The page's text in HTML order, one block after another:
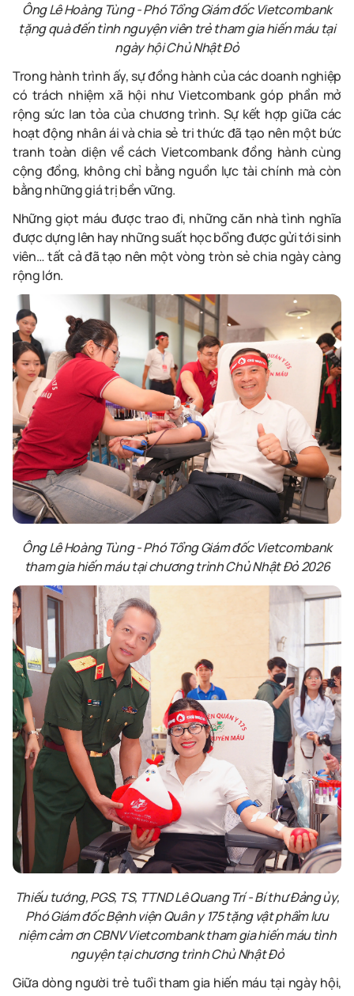
Ông Lê Hoàng Tùng - Phó Tổng Giám đốc Vietcombank
tặng quàđến tình nguyện viên trẻ tham gia hiến máu tại
ngày hội Chủ Nhật Đỏ
Trong hành trình ấy, sự đồng hành của các doanh nghiệp
có trách nhiệm xã hội như Vietcombank góp phần mở
rộng sức lan tỏa của chương trình. Sự kết hợp giữa các
hoạt động nhân ái và chia sẻ tri thức đã tạo nên một bức
tranh toàn diện về cách Vietcombank đồng hành cùng
cộng đồng, không chỉ bằng nguồn lực tài chính mà còn
bằng những giá trị bền vững.
Những giọt máu được trao đi, những căn nhà tình nghĩa
được dựng lên hay những suất học bổng được gửi tới sinh
viên… tất cả đã tạo nên một vòng tròn sẻ chia ngày càng
rộng lớn.
Ông Lê Hoàng Tùng-Phó Tổng Giám đốc Vietcombank
tham gia hiến máutại chương trình Chủ Nhật Đỏ 2026
Thiếu tướng, PGS, TS, TTND Lê Quang Trí - Bí thư Đảng ủy,
Phó Giám đốc Bệnh viện Quân y 175 tặng vật phẩm lưu
niệm cảm ơn CBNV Vietcombank tham gia hiến máu tình
nguyện tại chươngtrình Chủ Nhật Đỏ
Giữa dòng người trẻ tuổi tham gia hiến máu tại ngày hội,